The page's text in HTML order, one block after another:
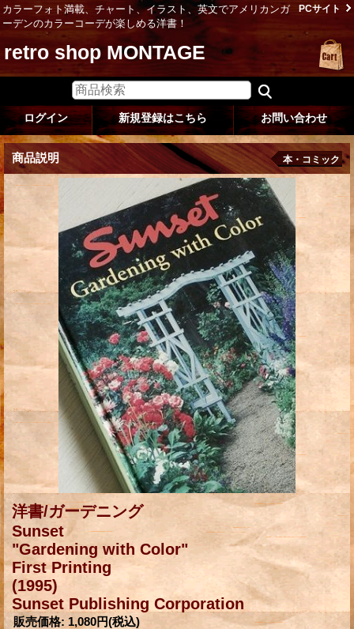
カラーフォト満載、チャート、イラスト、英文でアメリカンガ
ーデンのカラーコーデが楽しめる洋書！
PCサイト
retro shop MONTAGE
ログイン 新規登録はこちら お問い合わせ
商品説明 本・コミック
洋書/ガーデニング
Sunset
"Gardening with Color"
First Printing
(1995)
Sunset Publishing Corporation
販売価格: 1,080円(税込)